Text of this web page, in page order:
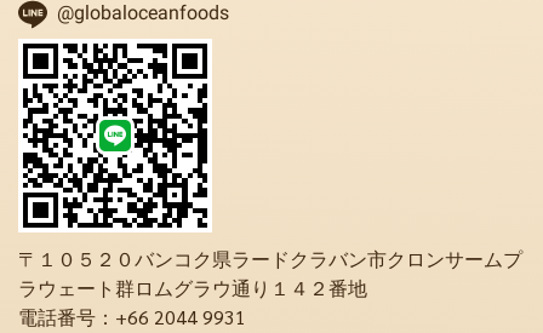
@globaloceanfoods
〒１０５２０バンコク県ラードクラバン市クロンサームプ
ラウェート群ロムグラウ通り１４２番地
電話番号：+66 2044 9931